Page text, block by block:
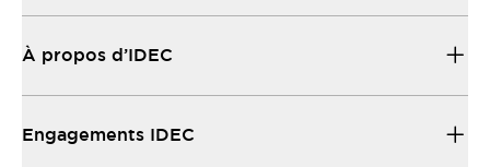
À propos d’IDEC
Engagements IDEC